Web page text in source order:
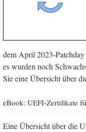
dem April 2023-
es wurden noch
Sie eine Übersicht über
eBook: UEFI-Zertifikate
Eine Übersicht über die